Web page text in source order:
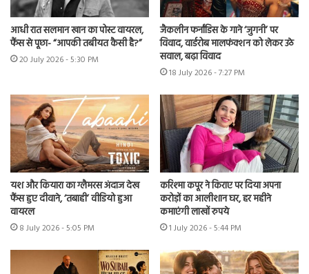
आधी रात सलमान खान का पोस्ट वायरल,
फैंस से पूछा- “आपकी तबीयत कैसी है?”
20 July 2026 - 5:30 PM
जैकलीन फर्नांडिस के गाने ‘जुगनी’ पर
विवाद, वार्डरोब मालफंक्शन को लेकर उठे
सवाल, बढ़ा विवाद
18 July 2026 - 7:27 PM
यश और कियारा का ग्लैमरस अंदाज देख
फैंस हुए दीवाने, ‘तबाही’ वीडियो हुआ
वायरल
8 July 2026 - 5:05 PM
करिश्मा कपूर ने किराए पर दिया अपना
करोड़ों का आलीशान घर, हर महीने
कमाएंगी लाखों रुपये
1 July 2026 - 5:44 PM